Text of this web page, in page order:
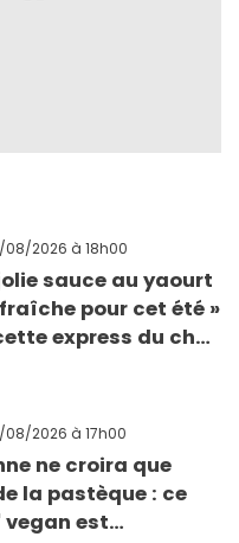
08/2026 à 18h00
sauce au yaourt
pour cet été »
express du chef
08/2026 à 17h00
ne croira que
la pastèque : ce
vegan est